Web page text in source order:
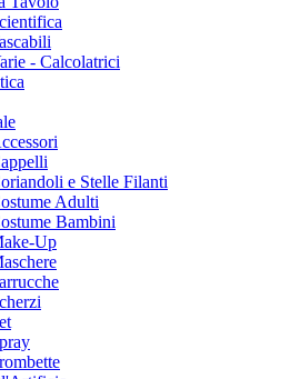
- Calcolatrici
e Stelle Filanti
Adulti
Bambini
Up